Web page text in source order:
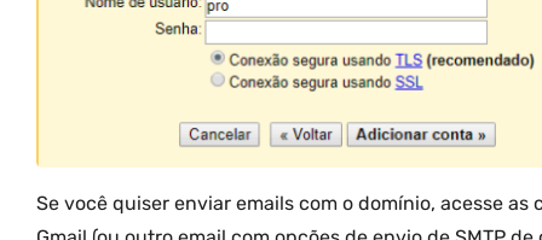
Se você quiser enviar emails com o domínio, acesse as